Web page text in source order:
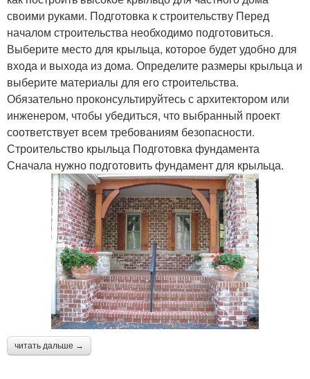
своими руками. Подготовка к строительству Перед
началом строительства необходимо подготовиться.
Выберите место для крыльца, которое будет удобно для
входа и выхода из дома. Определите размеры крыльца и
выберите материалы для его строительства.
Обязательно проконсультируйтесь с архитектором или
инженером, чтобы убедиться, что выбранный проект
соответствует всем требованиям безопасности.
Строительство крыльца Подготовка фундамента
Сначала нужно подготовить фундамент для крыльца.
читать дальше →